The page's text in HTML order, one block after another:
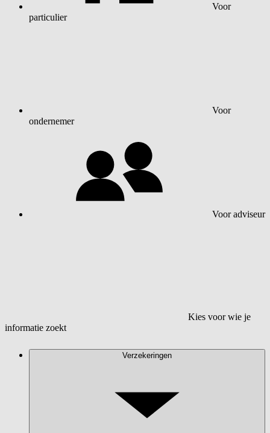
Voor
particulier
Voor
ondernemer
Voor adviseur
Kies voor wie je
informatie zoekt
Verzekeringen